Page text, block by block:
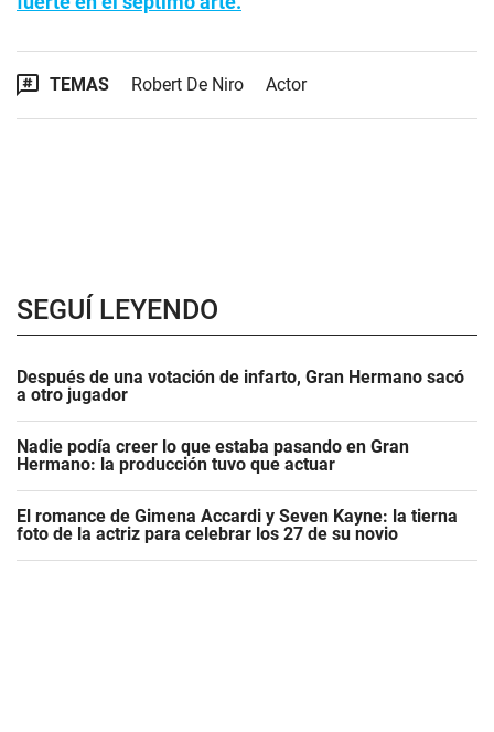
TEMAS Robert De Niro Actor
SEGUÍ LEYENDO
Después de una votación de infarto, Gran Hermano sacó
a otro jugador
Nadie podía creer lo que estaba pasando en Gran
Hermano: la producción tuvo que actuar
El romance de Gimena Accardi y Seven Kayne: la tierna
foto de la actriz para celebrar los 27 de su novio